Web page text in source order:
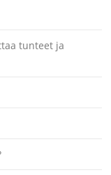
tunteet ja